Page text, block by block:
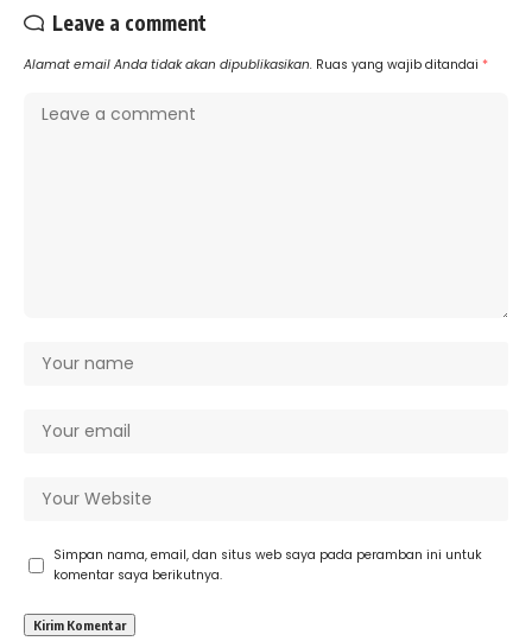
Leave a comment
Alamat email Anda tidak akan dipublikasikan. Ruas yang wajib ditandai *
Simpan nama, email, dan situs web saya pada peramban ini untuk
komentar saya berikutnya.